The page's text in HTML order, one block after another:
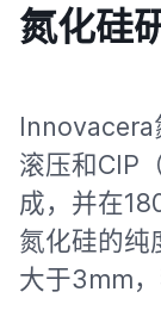
氮化硅
Innovacera
滚压和CIP
成，并在
氮化硅的纯
大于3mm，